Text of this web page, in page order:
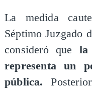
La medida
Séptimo Juzgado
consideró que la
representa un
pública.